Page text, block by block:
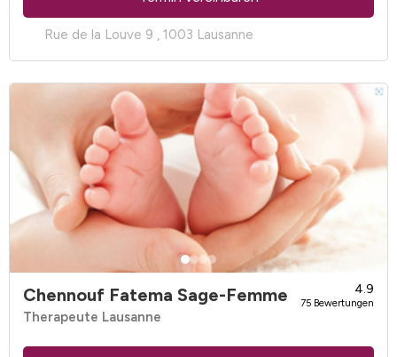
Rue de la Louve 9 , 1003 Lausanne
Chennouf Fatema Sage-Femme 4.9
75 Bewertungen
Therapeute Lausanne